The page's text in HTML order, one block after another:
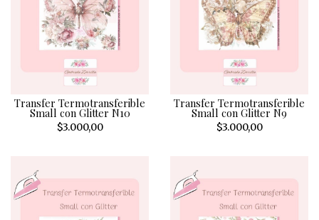
Transfer Termotransferible
Small con Glitter N10
$3.000,00
Transfer Termotransferible
Small con Glitter N9
$3.000,00